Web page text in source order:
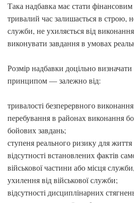
Така надбавка має стати
тривалий час залишається в строю,
служби, не ухиляється від
виконувати завдання в умовах
Розмір надбавки доцільно
принципом — залежно від:
тривалості безперервного
перебування в районах виконання
бойових завдань;
ступеня реального ризику для життя
відсутності встановлених фактів
військової частини або місця
ухилення від військової служби;
відсутності дисциплінарних